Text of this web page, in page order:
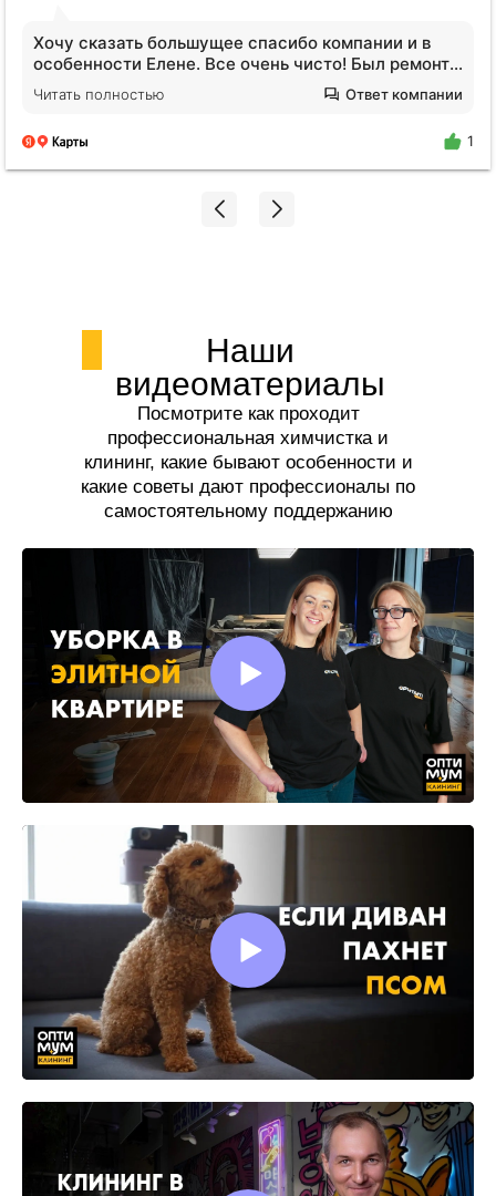
Обратилась за услугами клининга. Квартира после
сложных жильцов, вся кухня в жире, ощещение
будто никто не убирался годами. Отмыли все!
Плитка на полу оказалась не черной, я нигде не
легче стало. Спасибо огромное Екатерине!!!
Читать полностью Ответ компании
1
Наши
видеоматериалы
Посмотрите как проходит
профессиональная химчистка и
клининг, какие бывают особенности и
какие советы дают профессионалы по
самостоятельному поддержанию